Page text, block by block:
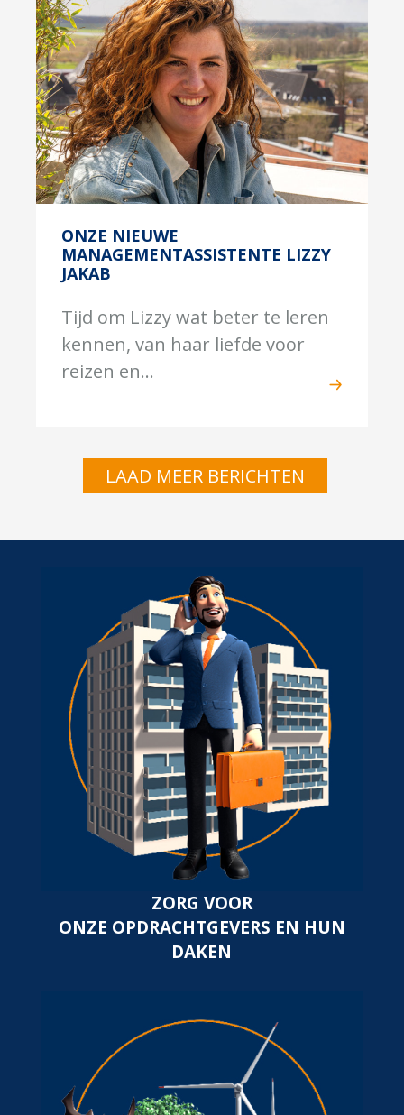
ONZE NIEUWE
MANAGEMENTASSISTENTE LIZZY
JAKAB
Tijd om Lizzy wat beter te leren
kennen, van haar liefde voor
reizen en...
LAAD MEER BERICHTEN
ZORG VOOR
ONZE OPDRACHTGEVERS EN HUN
DAKEN